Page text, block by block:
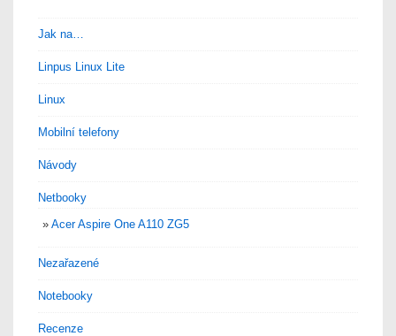
Jak na…
Linpus Linux Lite
Linux
Mobilní telefony
Návody
Netbooky
Acer Aspire One A110 ZG5
Nezařazené
Notebooky
Recenze